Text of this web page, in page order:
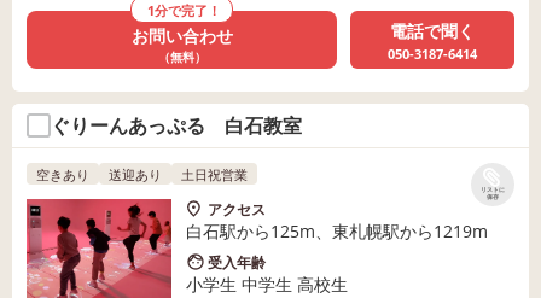
1分で完了！
お問い合わせ
（無料）
電話で聞く
050-3187-6414
ぐりーんあっぷる 白石教室
リストに
保存
空きあり 送迎あり 土日祝営業
アクセス
白石駅から125m、東札幌駅から1219m
受入年齢
小学生 中学生 高校生